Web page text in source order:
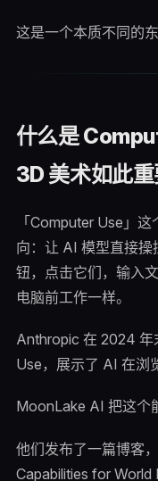
这是一个本质不同的东
什么是
3D 美术如此
「Computer Use」
向：让 AI 模型直接
钮，点击它们，输入
电脑前工作一样。
Anthropic 在 2024 年
Use，展示了 AI 在浏
MoonLake AI 把这个
他们发布了一篇博客
Capabilities for World